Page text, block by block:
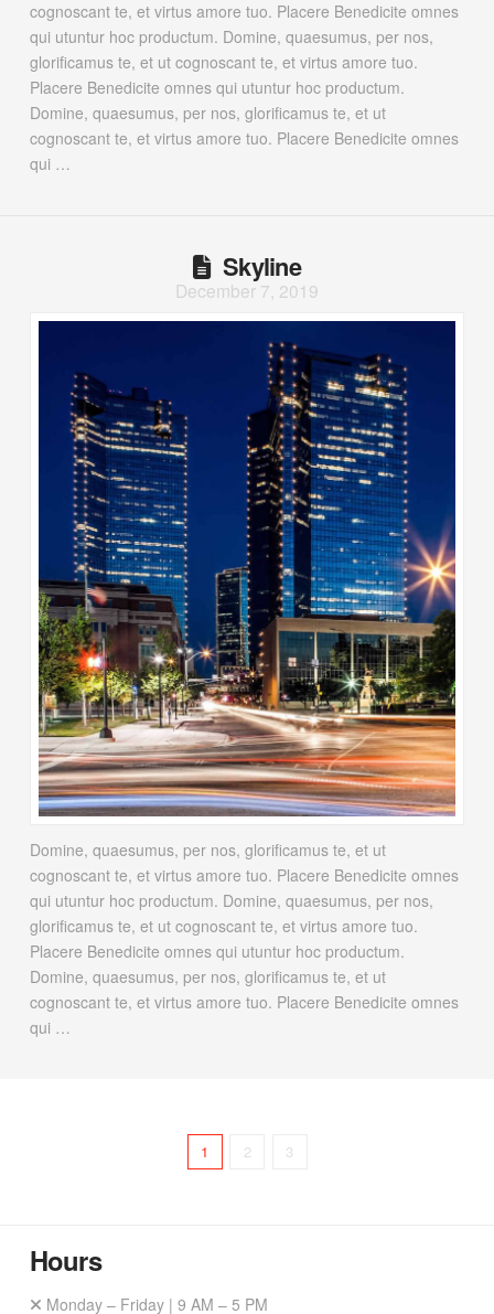
cognoscant te, et virtus amore tuo. Placere Benedicite omnes
qui utuntur hoc productum. Domine, quaesumus, per nos,
glorificamus te, et ut cognoscant te, et virtus amore tuo.
Placere Benedicite omnes qui utuntur hoc productum.
Domine, quaesumus, per nos, glorificamus te, et ut
cognoscant te, et virtus amore tuo. Placere Benedicite omnes
qui …
Skyline
December 7, 2019
Domine, quaesumus, per nos, glorificamus te, et ut
cognoscant te, et virtus amore tuo. Placere Benedicite omnes
qui utuntur hoc productum. Domine, quaesumus, per nos,
glorificamus te, et ut cognoscant te, et virtus amore tuo.
Placere Benedicite omnes qui utuntur hoc productum.
Domine, quaesumus, per nos, glorificamus te, et ut
cognoscant te, et virtus amore tuo. Placere Benedicite omnes
qui …
1 2 3
Hours
Monday – Friday | 9 AM – 5 PM